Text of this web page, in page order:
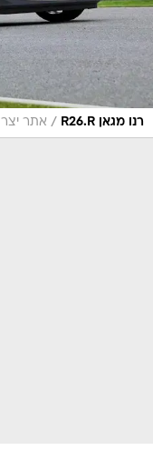
רנו מגאן R26.R / אתר יצרן